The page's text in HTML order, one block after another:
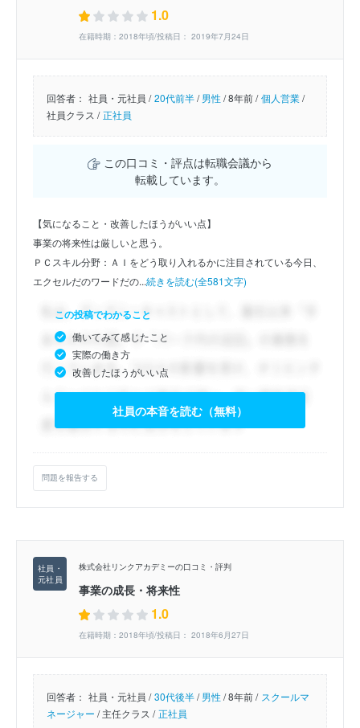
1.0
在籍時期：2018年頃/投稿日： 2019年7月24日
回答者： 社員・元社員 / 20代前半/男性/8年前 / 個人営業/
社員クラス / 正社員
この口コミ・評点は転職会議から
転載しています。
【気になること・改善したほうがいい点】
事業の将来性は厳しいと思う。
ＰＣスキル分野：ＡＩをどう取り入れるかに注目されている今日、
エクセルだのワードだの...続きを読む(全581文字)
この投稿でわかること
働いてみて感じたこと
実際の働き方
改善したほうがいい点
社員の本音を読む（無料）
問題を報告する
株式会社リンクアカデミーの口コミ・評判
事業の成長・将来性
1.0
在籍時期：2018年頃/投稿日： 2018年6月27日
回答者： 社員・元社員 / 30代後半/男性/8年前 / スクールマ
ネージャー /主任クラス / 正社員